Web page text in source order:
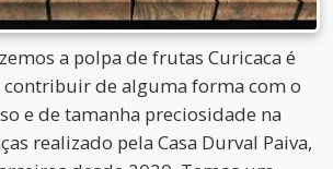
a polpa de frutas Curicaca é
de alguma forma com o
e de tamanha preciosidade na
realizado pela Casa Durval Paiva,